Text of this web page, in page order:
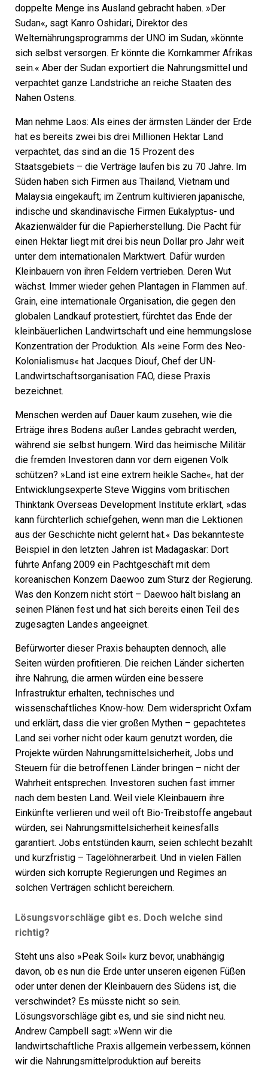
doppelte Menge ins Ausland gebracht haben. »Der
Sudan«, sagt Kanro ­Oshidari, Direktor des
Welternährungsprogramms der UNO im Sudan, »könnte
sich selbst versorgen. Er könnte die Kornkammer Afrikas
sein.« Aber der Sudan exportiert die Nahrungsmittel und
verpachtet ganze Landstriche an reiche Staaten des
Nahen Ostens.
Man nehme Laos: Als eines der ärmsten Länder der Erde
hat es bereits zwei bis drei Millionen Hektar Land
verpachtet, das sind an die 15 Prozent des
Staatsgebiets – die Verträge laufen bis zu 70 Jahre. Im
Süden haben sich Firmen aus Thailand, Vietnam und
Malaysia eingekauft; im Zentrum kultivieren japanische,
indische und skandinavische Firmen Eukalyptus- und
Akazienwälder für die ­Papierherstellung. Die Pacht für
einen Hektar liegt mit drei bis neun Dollar pro Jahr weit
unter dem internationalen Marktwert. Dafür wurden
Kleinbauern von ihren Feldern vertrieben. Deren Wut
wächst. Immer wieder gehen Plantagen in Flammen auf.
Grain, eine internationale Organisation, die gegen den
globalen Landkauf protestiert, fürchtet das Ende der
kleinbäuerlichen Landwirtschaft und eine hemmungslose
Konzentration der Produktion. Als »eine Form des Neo-
Kolonialismus« hat Jacques Diouf, Chef der UN-
Landwirtschaftsorganisation FAO, diese Praxis
bezeichnet.
Menschen werden auf Dauer kaum zusehen, wie die
Erträge ihres Bodens außer Landes gebracht werden,
während sie selbst hungern. Wird das heimische Militär
die fremden Investoren dann vor dem eigenen Volk
schützen? »Land ist eine extrem heikle Sache«, hat der
Entwicklungsexperte Steve Wiggins vom britischen
Thinktank Overseas Development Institute erklärt, »das
kann fürchterlich schiefgehen, wenn man die Lektionen
aus der Geschichte nicht gelernt hat.« Das bekannteste
Beispiel in den letzten Jahren ist Madagaskar: Dort
führte Anfang 2009 ein Pachtgeschäft mit dem
koreanischen Konzern Daewoo zum Sturz der Regierung.
Was den Konzern nicht stört – Daewoo hält bislang an
seinen Plänen fest und hat sich bereits einen Teil des
zugesagten Landes angeeignet.
Befürworter dieser Praxis behaupten dennoch, alle
Seiten würden profitieren. Die reichen Länder sicherten
ihre Nahrung, die armen würden eine bessere
Infrastruktur erhalten, technisches und
wissenschaftliches Know-how. Dem widerspricht Oxfam
und erklärt, dass die vier großen Mythen – gepachtetes
Land sei vorher nicht oder kaum genutzt worden, die
Projekte würden Nahrungsmittelsicherheit, Jobs und
Steuern für die betroffenen Länder bringen – nicht der
Wahrheit entsprechen. Investoren suchen fast immer
nach dem besten Land. Weil viele Kleinbauern ihre
Einkünfte verlieren und weil oft Bio-Treibstoffe angebaut
würden, sei Nahrungsmittelsicherheit keinesfalls
garantiert. Jobs entstünden kaum, seien schlecht bezahlt
und kurzfristig – Tagelöhnerarbeit. Und in vielen Fällen
würden sich korrupte Regierungen und Regimes an
solchen Verträgen schlicht bereichern.
Lösungsvorschläge gibt es. Doch welche sind
richtig?
Steht uns also »Peak Soil« kurz bevor, unabhängig
davon, ob es nun die Erde unter unseren eigenen Füßen
oder unter denen der Kleinbauern des Südens ist, die
verschwindet? Es müsste nicht so sein.
Lösungsvorschläge gibt es, und sie sind nicht neu.
Andrew Campbell sagt: »Wenn wir die
landwirtschaftliche Praxis allgemein verbessern, können
wir die Nahrungsmittelproduktion auf bereits